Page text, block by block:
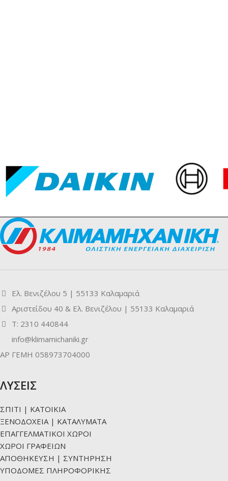
Ελ. Βενιζέλου 5 | 55133 Καλαμαριά
Αριστείδου 40 & Ελ. Βενιζέλου | 55133 Καλαμαριά
Τ: 2310 440844
info@klimamichaniki.gr
ΑΡ ΓΕΜΗ 058973704000
ΛΥΣΕΙΣ
ΣΠΙΤΙ | ΚΑΤΟΙΚΙΑ
ΞΕΝΟΔΟΧΕΙΑ | ΚΑΤΑΛΥΜΑΤΑ
ΕΠΑΓΓΕΛΜΑΤΙΚΟΙ ΧΩΡΟΙ
ΧΩΡΟΙ ΓΡΑΦΕΙΩΝ
ΑΠΟΘΗΚΕΥΣΗ | ΣΥΝΤΗΡΗΣΗ
ΥΠΟΔΟΜΕΣ ΠΛΗΡΟΦΟΡΙΚΗΣ